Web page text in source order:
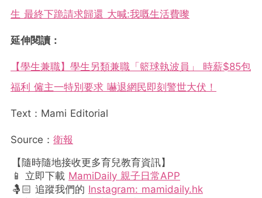
生 最終下跪請求歸還 大喊:我嘅生活費嚟
延伸閱讀：
【學生兼職】學生另類兼職「籃球執波員」 時薪$85包
福利 僱主一特別要求 嚇退網民即刻警世大伏！
Text：Mami Editorial
Source： 衛報
【隨時隨地接收更多育兒教育資訊】
📱 立即下載 MamiDaily 親子日常APP
🤱🏻 追蹤我們的 Instagram: mamidaily.hk